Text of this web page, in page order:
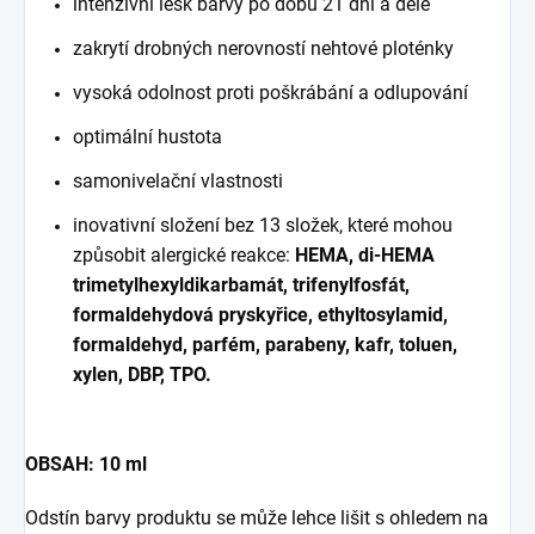
intenzivní lesk barvy po dobu 21 dní a déle
zakrytí drobných nerovností nehtové ploténky
vysoká odolnost proti poškrábání a odlupování
optimální hustota
samonivelační vlastnosti
inovativní složení bez 13 složek, které mohou
způsobit alergické reakce: HEMA, di-HEMA
trimetylhexyldikarbamát, trifenylfosfát,
formaldehydová pryskyřice, ethyltosylamid,
formaldehyd, parfém, parabeny, kafr, toluen,
xylen, DBP, TPO.
OBSAH: 10 ml
Odstín barvy produktu se může lehce lišit s ohledem na